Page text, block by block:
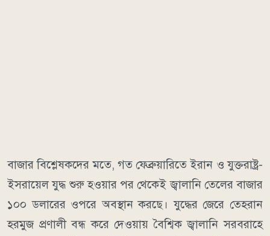
বাজার বিশ্লেষকদের মতে, গত ফেব্রুয়ারিতে ইরান ও যুক্তরাষ্ট্র-
ইসরায়েল যুদ্ধ শুরু হওয়ার পর থেকেই জ্বালানি তেলের বাজার
১০০ ডলারের ওপরে অবস্থান করছে। যুদ্ধের জেরে তেহরান
হরমুজ প্রণালী বন্ধ করে দেওয়ায় বৈশ্বিক জ্বালানি সরবরাহে